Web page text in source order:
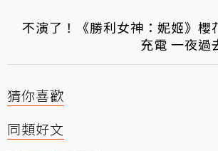
不演了！《勝利女神：妮姬》櫻
充電 一夜過
猜你喜歡
同類好文